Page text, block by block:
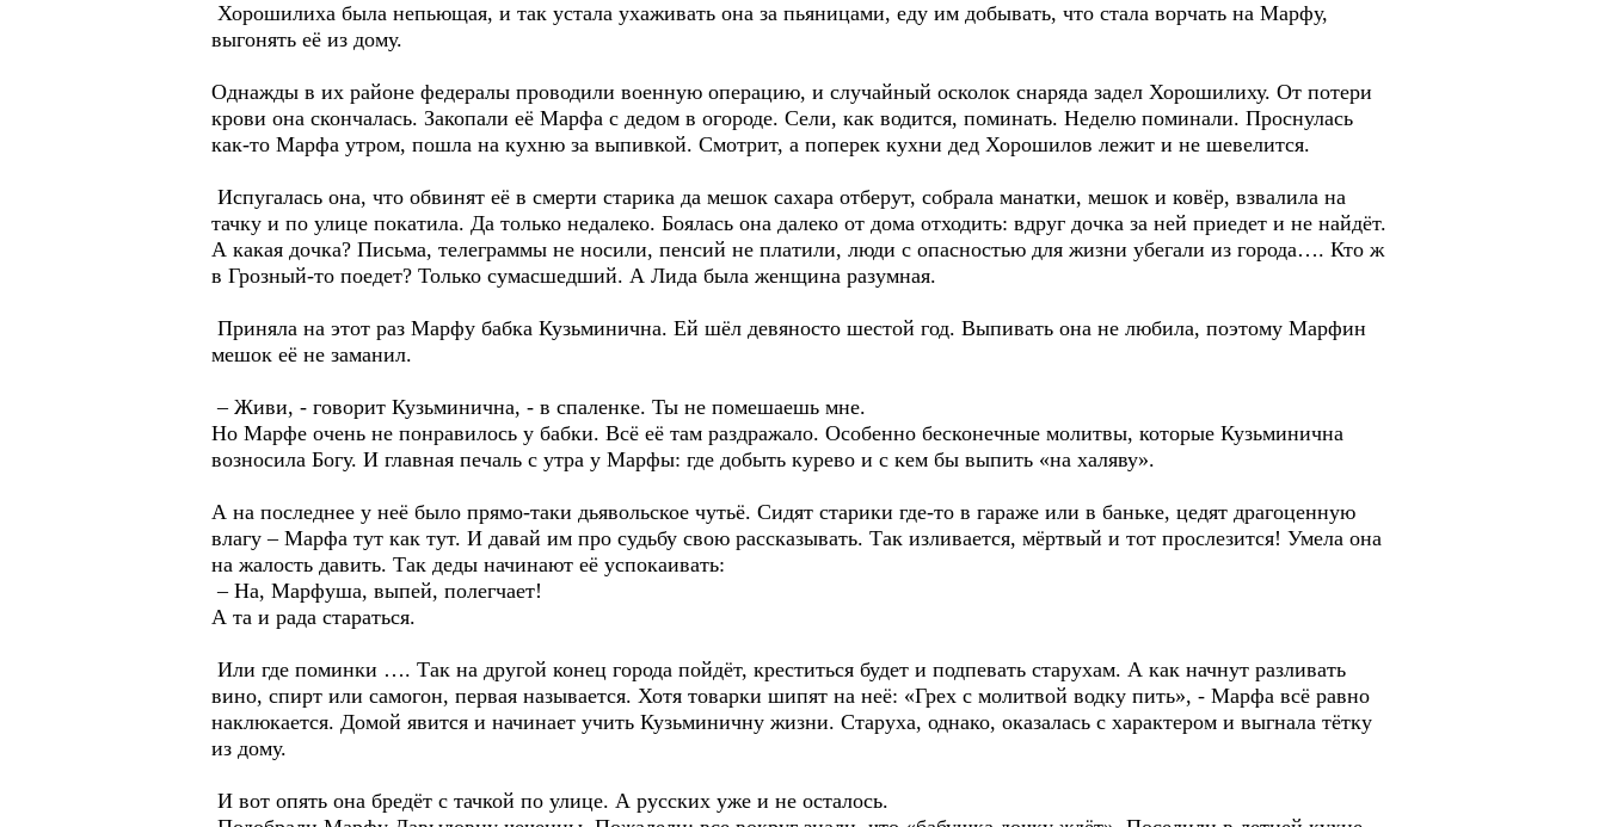
Хорошилиха была непьющая, и так устала ухаживать она за пьяницами, еду им добывать, что стала ворчать на Марфу,
выгонять её из дому.
Однажды в их районе федералы проводили военную операцию, и случайный осколок снаряда задел Хорошилиху. От потери
крови она скончалась. Закопали её Марфа с дедом в огороде. Сели, как водится, поминать. Неделю поминали. Проснулась
как-то Марфа утром, пошла на кухню за выпивкой. Смотрит, а поперек кухни дед Хорошилов лежит и не шевелится.
Испугалась она, что обвинят её в смерти старика да мешок сахара отберут, собрала манатки, мешок и ковёр, взвалила на
тачку и по улице покатила. Да только недалеко. Боялась она далеко от дома отходить: вдруг дочка за ней приедет и не найдёт.
А какая дочка? Письма, телеграммы не носили, пенсий не платили, люди с опасностью для жизни убегали из города…. Кто ж
в Грозный-то поедет? Только сумасшедший. А Лида была женщина разумная.
Приняла на этот раз Марфу бабка Кузьминична. Ей шёл девяносто шестой год. Выпивать она не любила, поэтому Марфин
мешок её не заманил.
– Живи, - говорит Кузьминична, - в спаленке. Ты не помешаешь мне.
Но Марфе очень не понравилось у бабки. Всё её там раздражало. Особенно бесконечные молитвы, которые Кузьминична
возносила Богу. И главная печаль с утра у Марфы: где добыть курево и с кем бы выпить «на халяву».
А на последнее у неё было прямо-таки дьявольское чутьё. Сидят старики где-то в гараже или в баньке, цедят драгоценную
влагу – Марфа тут как тут. И давай им про судьбу свою рассказывать. Так изливается, мёртвый и тот прослезится! Умела она
на жалость давить. Так деды начинают её успокаивать:
– На, Марфуша, выпей, полегчает!
А та и рада стараться.
Или где поминки …. Так на другой конец города пойдёт, креститься будет и подпевать старухам. А как начнут разливать
вино, спирт или самогон, первая называется. Хотя товарки шипят на неё: «Грех с молитвой водку пить», - Марфа всё равно
наклюкается. Домой явится и начинает учить Кузьминичну жизни. Старуха, однако, оказалась с характером и выгнала тётку
из дому.
И вот опять она бредёт с тачкой по улице. А русских уже и не осталось.